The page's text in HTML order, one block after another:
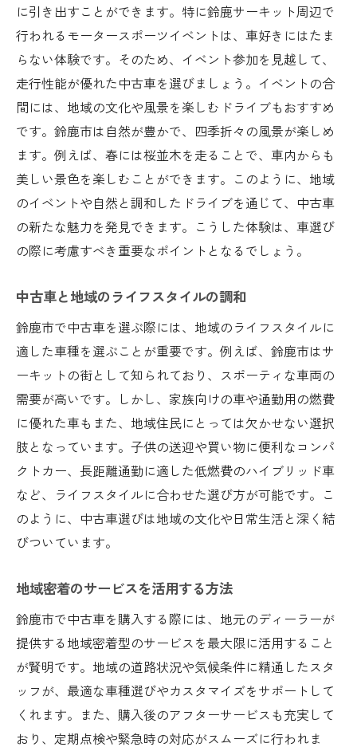
に引き出すことができます。特に鈴鹿サーキット周辺で
行われるモータースポーツイベントは、車好きにはたま
らない体験です。そのため、イベント参加を見越して、
走行性能が優れた中古車を選びましょう。イベントの合
間には、地域の文化や風景を楽しむドライブもおすすめ
です。鈴鹿市は自然が豊かで、四季折々の風景が楽しめ
ます。例えば、春には桜並木を走ることで、車内からも
美しい景色を楽しむことができます。このように、地域
のイベントや自然と調和したドライブを通じて、中古車
の新たな魅力を発見できます。こうした体験は、車選び
の際に考慮すべき重要なポイントとなるでしょう。
中古車と地域のライフスタイルの調和
鈴鹿市で中古車を選ぶ際には、地域のライフスタイルに
適した車種を選ぶことが重要です。例えば、鈴鹿市はサ
ーキットの街として知られており、スポーティな車両の
需要が高いです。しかし、家族向けの車や通勤用の燃費
に優れた車もまた、地域住民にとっては欠かせない選択
肢となっています。子供の送迎や買い物に便利なコンパ
クトカー、長距離通勤に適した低燃費のハイブリッド車
など、ライフスタイルに合わせた選び方が可能です。こ
のように、中古車選びは地域の文化や日常生活と深く結
びついています。
地域密着のサービスを活用する方法
鈴鹿市で中古車を購入する際には、地元のディーラーが
提供する地域密着型のサービスを最大限に活用すること
が賢明です。地域の道路状況や気候条件に精通したスタ
ッフが、最適な車種選びやカスタマイズをサポートして
くれます。また、購入後のアフターサービスも充実して
おり、定期点検や緊急時の対応がスムーズに行われま